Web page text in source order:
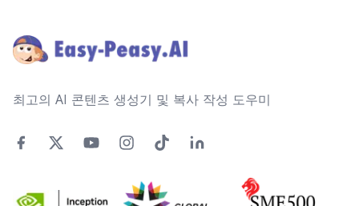
최고의 AI 콘텐츠 생성기 및 복사 작성 도우미